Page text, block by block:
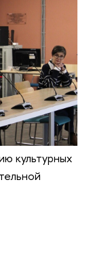
культурных